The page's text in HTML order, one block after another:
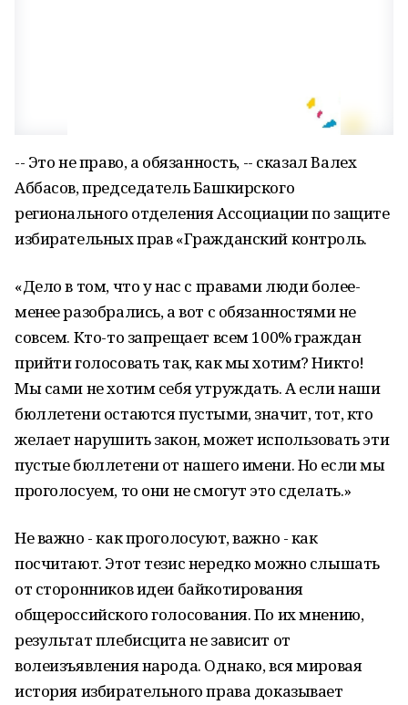
-- Это не право, а обязанность, -- сказал Валех
Аббасов, председатель Башкирского
регионального отделения Ассоциации по защите
избирательных прав «Гражданский контроль.
«Дело в том, что у нас с правами люди более-
менее разобрались, а вот с обязанностями не
совсем. Кто-то запрещает всем 100% граждан
прийти голосовать так, как мы хотим? Никто!
Мы сами не хотим себя утруждать. А если наши
бюллетени остаются пустыми, значит, тот, кто
желает нарушить закон, может использовать эти
пустые бюллетени от нашего имени. Но если мы
проголосуем, то они не смогут это сделать.»
Не важно - как проголосуют, важно - как
посчитают. Этот тезис нередко можно слышать
от сторонников идеи байкотирования
общероссийского голосования. По их мнению,
результат плебисцита не зависит от
волеизъявления народа. Однако, вся мировая
история избирательного права доказывает